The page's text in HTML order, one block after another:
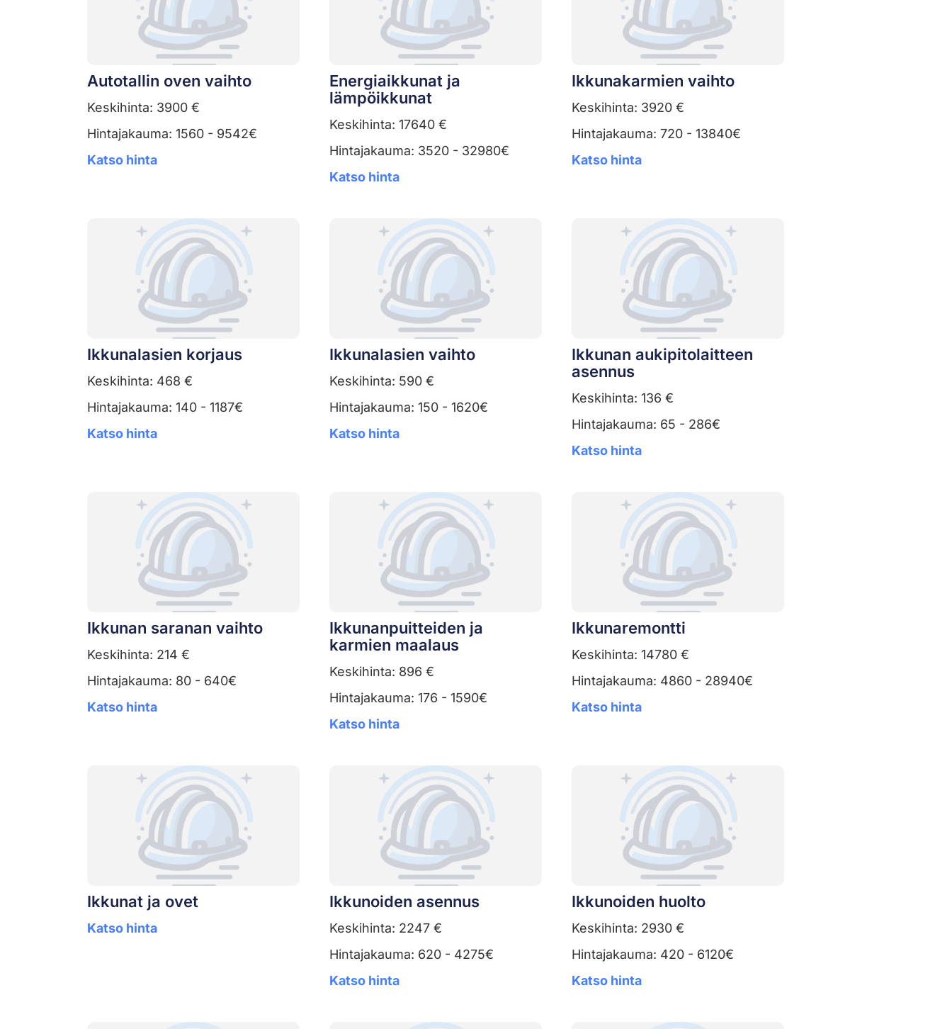
Autotallin oven vaihto
Keskihinta: 3900 €
Hintajakauma: 1560 - 9542€
Katso hinta
Energiaikkunat ja
lämpöikkunat
Keskihinta: 17640 €
Hintajakauma: 3520 - 32980€
Katso hinta
Ikkunakarmien vaihto
Keskihinta: 3920 €
Hintajakauma: 720 - 13840€
Katso hinta
Ikkunalasien korjaus
Keskihinta: 468 €
Hintajakauma: 140 - 1187€
Katso hinta
Ikkunalasien vaihto
Keskihinta: 590 €
Hintajakauma: 150 - 1620€
Katso hinta
Ikkunan aukipitolaitteen
asennus
Keskihinta: 136 €
Hintajakauma: 65 - 286€
Katso hinta
Ikkunan saranan vaihto
Keskihinta: 214 €
Hintajakauma: 80 - 640€
Katso hinta
Ikkunanpuitteiden ja
karmien maalaus
Keskihinta: 896 €
Hintajakauma: 176 - 1590€
Katso hinta
Ikkunaremontti
Keskihinta: 14780 €
Hintajakauma: 4860 - 28940€
Katso hinta
Ikkunat ja ovet
Katso hinta
Ikkunoiden asennus
Keskihinta: 2247 €
Hintajakauma: 620 - 4275€
Katso hinta
Ikkunoiden huolto
Keskihinta: 2930 €
Hintajakauma: 420 - 6120€
Katso hinta